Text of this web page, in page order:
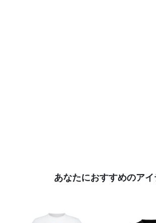
あなたにおすすめのア